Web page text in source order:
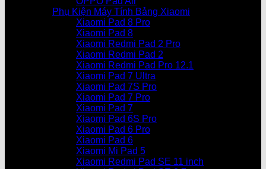
Phụ Kiện Máy Tính Bảng Xiaomi
Xiaomi Pad 8 Pro
Xiaomi Pad 8
Xiaomi Redmi Pad 2 Pro
Xiaomi Redmi Pad 2
Xiaomi Redmi Pad Pro 12.1
Xiaomi Pad 7 Ultra
Xiaomi Pad 7S Pro
Xiaomi Pad 7 Pro
Xiaomi Pad 7
Xiaomi Pad 6S Pro
Xiaomi Pad 6 Pro
Xiaomi Pad 6
Xiaomi Mi Pad 5
Xiaomi Redmi Pad SE 11 inch